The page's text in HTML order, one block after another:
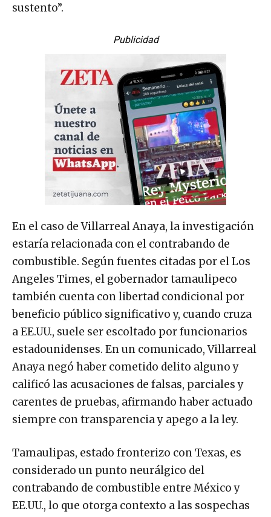
sustento”.
Publicidad
En el caso de Villarreal Anaya, la investigación
estaría relacionada con el contrabando de
combustible. Según fuentes citadas por el Los
Angeles Times, el gobernador tamaulipeco
también cuenta con libertad condicional por
beneficio público significativo y, cuando cruza
a EE.UU., suele ser escoltado por funcionarios
estadounidenses. En un comunicado, Villarreal
Anaya negó haber cometido delito alguno y
calificó las acusaciones de falsas, parciales y
carentes de pruebas, afirmando haber actuado
siempre con transparencia y apego a la ley.
Tamaulipas, estado fronterizo con Texas, es
considerado un punto neurálgico del
contrabando de combustible entre México y
EE.UU., lo que otorga contexto a las sospechas